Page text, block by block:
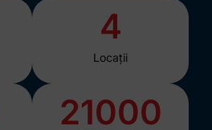
Locații
4
21000